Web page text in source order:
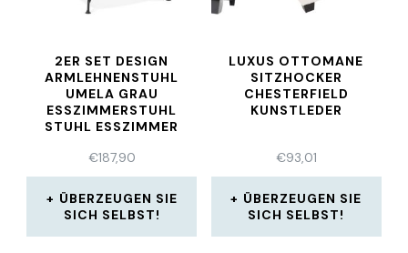
2ER SET DESIGN
ARMLEHNENSTUHL
UMELA GRAU
ESSZIMMERSTUHL
STUHL ESSZIMMER
€187,90
ÜBERZEUGEN SIE
SICH SELBST!
LUXUS OTTOMANE
SITZHOCKER
CHESTERFIELD
KUNSTLEDER
€93,01
ÜBERZEUGEN SIE
SICH SELBST!